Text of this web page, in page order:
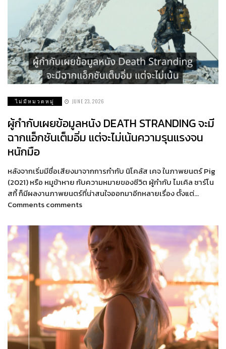
ไม่มีหมวดหมู่ JUNE 23, 2026
ผู้กำกับเผยข้อมูลหนัง DEATH STRANDING จะมี
ฉากแอ็กชันเต็มอิ่ม แต่จะไม่เน้นความรุนแรงจน
หนักมือ
หลังจากเริ่มมีชื่อเสียงมาจากการกำกับ นิโคลัส เคจ ในภาพยนตร์ Pig
(2021) หรือ หมูข้าหาย กับความหมายของชีวิต ผู้กำกับ ไมเคิล ซาร์โน
สกี้ ก็มีผลงานภาพยนตร์ที่น่าสนใจออกมาอีกหลายเรื่อง ตั้งแต่…
Comments comments